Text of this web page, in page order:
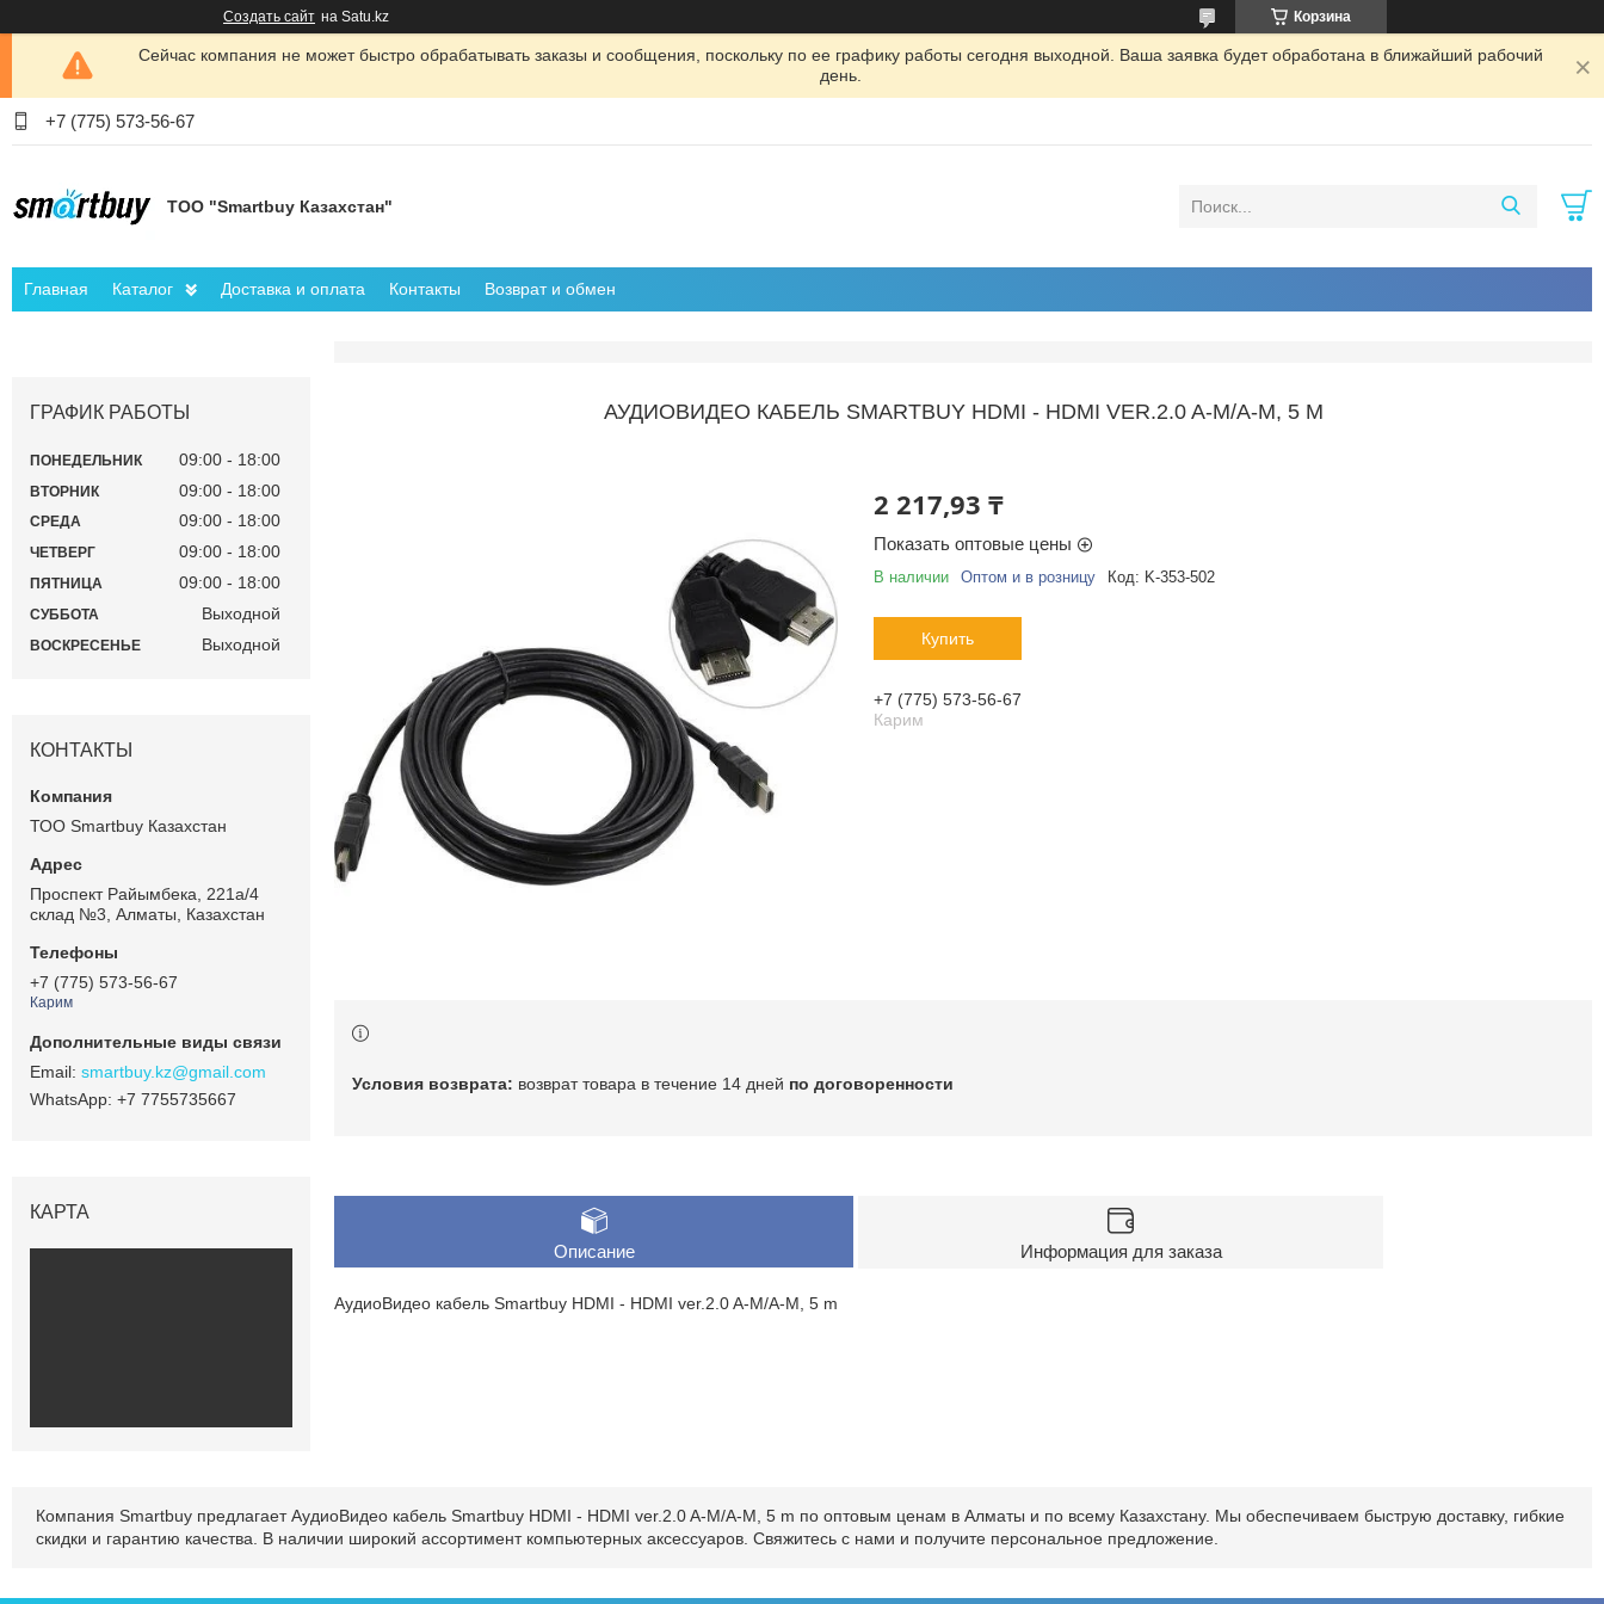
Создать сайт на Satu.kz Корзина
Сейчас компания не может быстро обрабатывать заказы и сообщения, поскольку по ее графику работы сегодня выходной. Ваша заявка будет обработана в ближайший рабочий
день.
+7 (775) 573-56-67
ТОО "Smartbuy Казахстан"
Главная Каталог Доставка и оплата Контакты Возврат и обмен
АУДИОВИДЕО КАБЕЛЬ SMARTBUY HDMI - HDMI VER.2.0 A-M/A-M, 5 M
2 217,93 ₸
Показать оптовые цены
В наличии Оптом и в розницу Код: K-353-502
Купить
+7 (775) 573-56-67
Карим
возврат товара в течение 14 дней по договоренности
Описание Информация для заказа
АудиоВидео кабель Smartbuy HDMI - HDMI ver.2.0 A-M/A-M, 5 m
ГРАФИК РАБОТЫ
ПОНЕДЕЛЬНИК 09:00 18:00
ВТОРНИК 09:00 18:00
СРЕДА 09:00 18:00
ЧЕТВЕРГ 09:00 18:00
ПЯТНИЦА 09:00 18:00
СУББОТА Выходной
ВОСКРЕСЕНЬЕ Выходной
КОНТАКТЫ
ТОО Smartbuy Казахстан
Проспект Райымбека, 221а/4
склад №3, Алматы, Казахстан
+7 (775) 573-56-67
Карим
smartbuy.kz@gmail.com
+7 7755735667
КАРТА
Компания Smartbuy предлагает АудиоВидео кабель Smartbuy HDMI - HDMI ver.2.0 A-M/A-M, 5 m по оптовым ценам в Алматы и по всему Казахстану. Мы обеспечиваем быструю доставку, гибкие
скидки и гарантию качества. В наличии широкий ассортимент компьютерных аксессуаров. Свяжитесь с нами и получите персональное предложение.